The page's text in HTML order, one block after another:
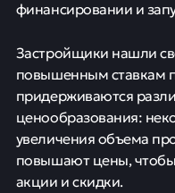
недвижимости в
за месяц и на 18,5% по
периодом прошлого
Недвижимости». Не
на предложение на
с комиссиями за
возобновлению